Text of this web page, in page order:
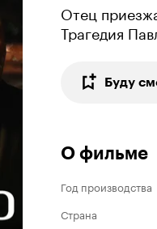
Отец
Трагедия
Буду
О фильме
Год производства
Страна